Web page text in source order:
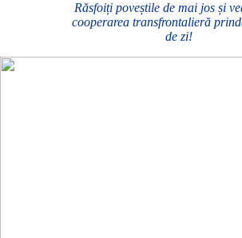
Răsfoiți poveștile de mai jos și
cooperarea transfrontalieră
de zi!